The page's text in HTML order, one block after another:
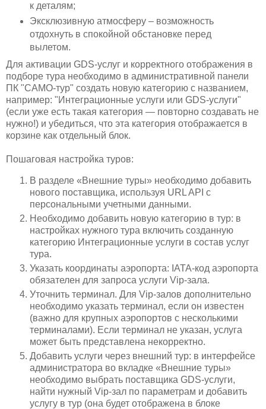
к деталям;
Эксклюзивную атмосферу – возможность
отдохнуть в спокойной обстановке перед
вылетом.
Для активации GDS-услуг и корректного отображения в
подборе тура необходимо в административной панели
ПК "САМО-тур" создать новую категорию с названием,
например: "Интеграционные услуги или GDS-услуги"
(если уже есть такая категория — повторно создавать не
нужно!) и убедиться, что эта категория отображается в
корзине как отдельный блок.
Пошаговая настройка туров:
В разделе «Внешние туры» необходимо добавить
нового поставщика, используя URL API с
персональными учетными данными.
Необходимо добавить новую категорию в тур: в
настройках нужного тура включить созданную
категорию Интеграционные услуги в состав услуг
тура.
Указать координаты аэропорта: IATA-код аэропорта
обязателен для запроса услуги Vip-зала.
Уточнить терминал. Для Vip-залов дополнительно
необходимо указать терминал, если он известен
(важно для крупных аэропортов с несколькими
терминалами). Если терминал не указан, услуга
может быть представлена некорректно.
Добавить услуги через внешний тур: в интерфейсе
администратора во вкладке «Внешние туры»
необходимо выбрать поставщика GDS-услуги,
найти нужный Vip-зал по параметрам и добавить
услугу в тур (она будет отображена в блоке